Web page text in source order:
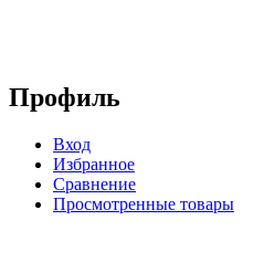
Профиль
Вход
Избранное
Сравнение
Просмотренные товары